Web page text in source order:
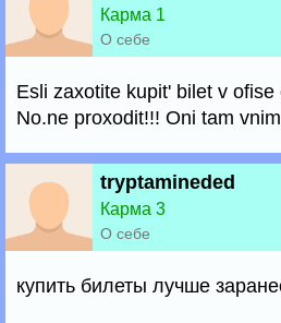
Карма 1
О себе
Esli zaxotite kupit' bilet v
No.ne proxodit!!! Oni tam
tryptamineded
Карма 3
О себе
купить билеты лучше